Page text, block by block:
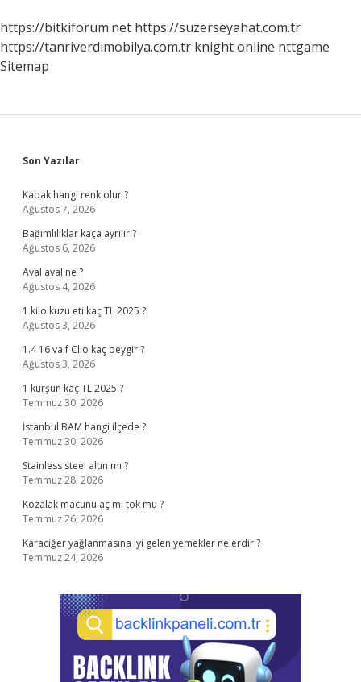
https://bitkiforum.net https://suzerseyahat.com.tr
https://tanriverdimobilya.com.tr knight online nttgame
Sitemap
Sidebar
Son Yazılar
Kabak hangi renk olur ?
Ağustos 7, 2026
Bağımlılıklar kaça ayrılır ?
Ağustos 6, 2026
Aval aval ne ?
Ağustos 4, 2026
1 kilo kuzu eti kaç TL 2025 ?
Ağustos 3, 2026
1.4 16 valf Clio kaç beygir ?
Ağustos 3, 2026
1 kurşun kaç TL 2025 ?
Temmuz 30, 2026
İstanbul BAM hangi ilçede ?
Temmuz 30, 2026
Stainless steel altın mı ?
Temmuz 28, 2026
Kozalak macunu aç mı tok mu ?
Temmuz 26, 2026
Karaciğer yağlanmasına iyi gelen yemekler nelerdir ?
Temmuz 24, 2026